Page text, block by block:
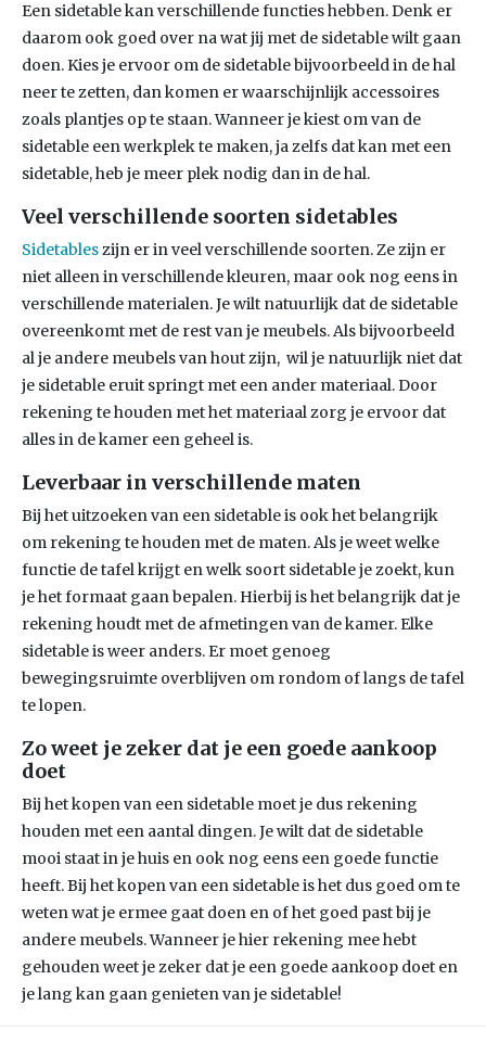
Een sidetable kan verschillende functies hebben. Denk er
daarom ook goed over na wat jij met de sidetable wilt gaan
doen. Kies je ervoor om de sidetable bijvoorbeeld in de hal
neer te zetten, dan komen er waarschijnlijk accessoires
zoals plantjes op te staan. Wanneer je kiest om van de
sidetable een werkplek te maken, ja zelfs dat kan met een
sidetable, heb je meer plek nodig dan in de hal.
Veel verschillende soorten sidetables
Sidetableszijn er in veel verschillende soorten. Ze zijn er
niet alleen in verschillende kleuren, maar ook nog eens in
verschillende materialen. Je wilt natuurlijk dat de sidetable
overeenkomt met de rest van je meubels. Als bijvoorbeeld
al je andere meubels van hout zijn, wil je natuurlijk niet dat
je sidetable eruit springt met een ander materiaal. Door
rekening te houden met het materiaal zorg je ervoor dat
alles in de kamer een geheel is.
Leverbaar in verschillende maten
Bij het uitzoeken van een sidetable is ook het belangrijk
om rekening te houden met de maten. Als je weet welke
functie de tafel krijgt en welk soort sidetable je zoekt, kun
je het formaat gaan bepalen. Hierbij is het belangrijk dat je
rekening houdt met de afmetingen van de kamer. Elke
sidetable is weer anders. Er moet genoeg
bewegingsruimte overblijven om rondom of langs de tafel
te lopen.
Zo weet je zeker dat je een goede aankoop
doet
Bij het kopen van een sidetable moet je dus rekening
houden met een aantal dingen. Je wilt dat de sidetable
mooi staat in je huis en ook nog eens een goede functie
heeft. Bij het kopen van een sidetable is het dus goed om te
weten wat je ermee gaat doen en of het goed past bij je
andere meubels. Wanneer je hier rekening mee hebt
gehouden weet je zeker dat je een goede aankoop doet en
je lang kan gaan genieten van je sidetable!